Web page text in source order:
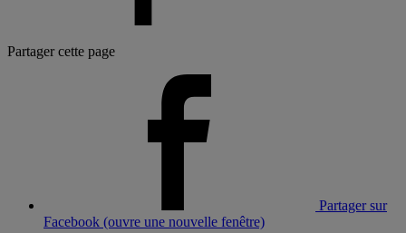
Partager cette page
Partager sur
Facebook (ouvre une nouvelle fenêtre)